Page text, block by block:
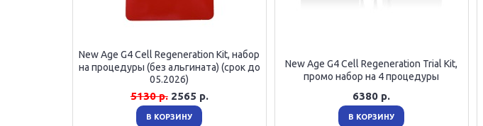
New Age G4 Cell Regeneration Kit, набор
на процедуры (без альгината) (срок до
05.2026)
5130 р. 2565 р.
В КОРЗИНУ
New Age G4 Cell Regeneration Trial Kit,
промо набор на 4 процедуры
6380 р.
В КОРЗИНУ